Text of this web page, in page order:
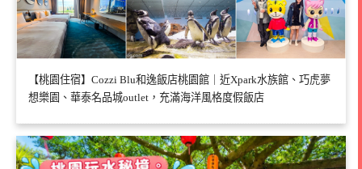
【桃園住宿】Cozzi Blu和逸飯店桃園館｜近Xpark水族館、巧虎夢
想樂園、華泰名品城outlet，充滿海洋風格度假飯店